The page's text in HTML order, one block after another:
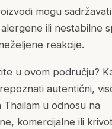
mogu sadržavati
ili nestabilne
reakcije.
u ovom području?
autentični,
Thailam u odnosu na
komercijalne ili